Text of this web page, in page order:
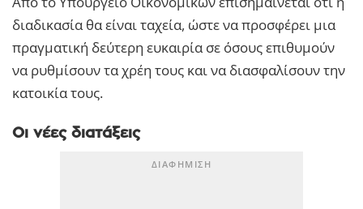
διαδικασία θα είναι ταχεία, ώστε να προσφέρει μια
πραγματική δεύτερη ευκαιρία σε όσους επιθυμούν
να ρυθμίσουν τα χρέη τους και να διασφαλίσουν την
κατοικία τους.
Οι νέες διατάξεις